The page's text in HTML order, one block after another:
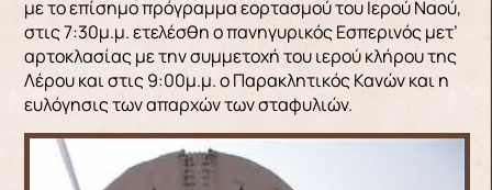
με το επίσημο πρόγραμμα εορτασμού του Ιερού Ναού,
στις 7:30μ.μ. ετελέσθη ο πανηγυρικός Εσπερινός μετ’
αρτοκλασίας με την συμμετοχή του ιερού κλήρου της
Λέρου και στις 9:00μ.μ. ο Παρακλητικός Κανών και η
ευλόγησις των απαρχών των σταφυλιών.